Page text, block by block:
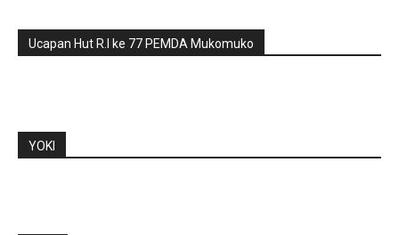
Ucapan Hut R.I ke 77 PEMDA Mukomuko
YOKI